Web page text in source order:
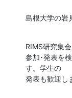
島根大学の岩
RIMS研究集
参加･発表を
す。学生の
発表も歓迎し